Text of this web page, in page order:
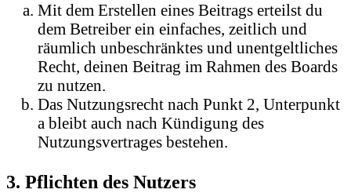
Mit dem Erstellen eines Beitrags erteilst du
dem Betreiber ein einfaches, zeitlich und
räumlich unbeschränktes und unentgeltliches
Recht, deinen Beitrag im Rahmen des Boards
zu nutzen.
Das Nutzungsrecht nach Punkt 2, Unterpunkt
a bleibt auch nach Kündigung des
Nutzungsvertrages bestehen.
3. Pflichten des Nutzers